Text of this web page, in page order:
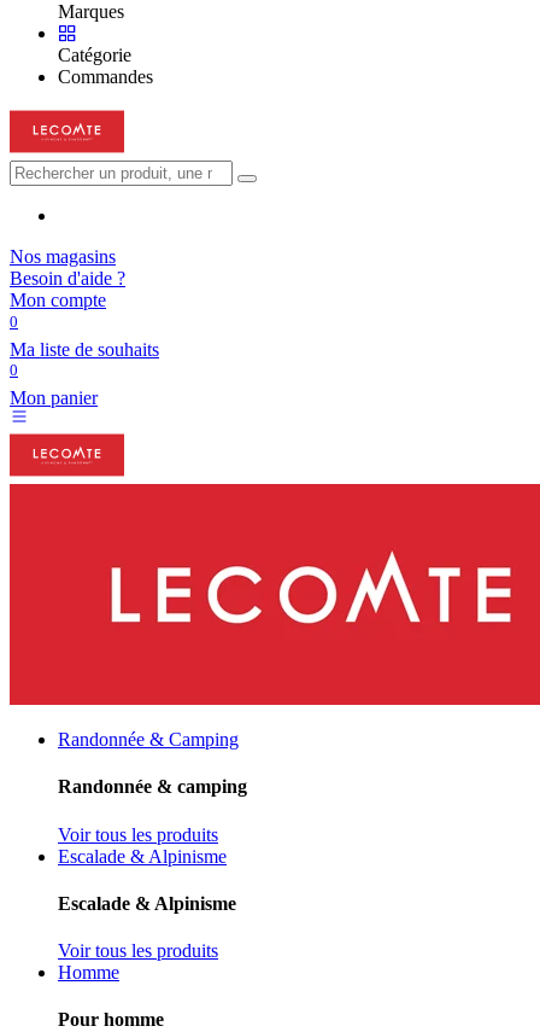
Marques
Catégorie
Commandes
Nos magasins
Besoin d'aide ?
Mon compte
0
Ma liste de souhaits
0
Mon panier
Randonnée & Camping
Randonnée & camping
Voir tous les produits
Escalade & Alpinisme
Escalade & Alpinisme
Voir tous les produits
Homme
Pour homme